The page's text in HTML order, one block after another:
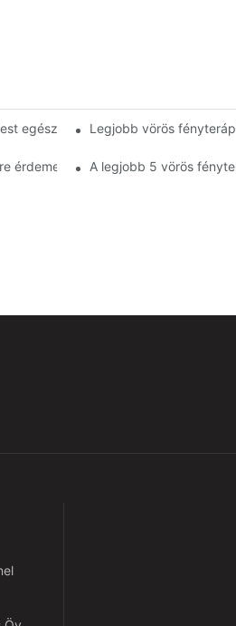
egészségére?Legjobb vörös
érdemes figyelni 2025-ben
A legjobb 5 vörös